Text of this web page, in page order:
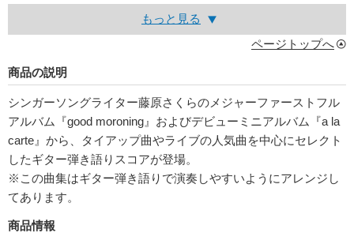
もっと見る
ページトップへ
商品の説明
シンガーソングライター藤原さくらのメジャーファーストフル
アルバム『good moroning』およびデビューミニアルバム『a la
carte』から、タイアップ曲やライブの人気曲を中心にセレクト
したギター弾き語りスコアが登場。
※この曲集はギター弾き語りで演奏しやすいようにアレンジし
てあります。
商品情報